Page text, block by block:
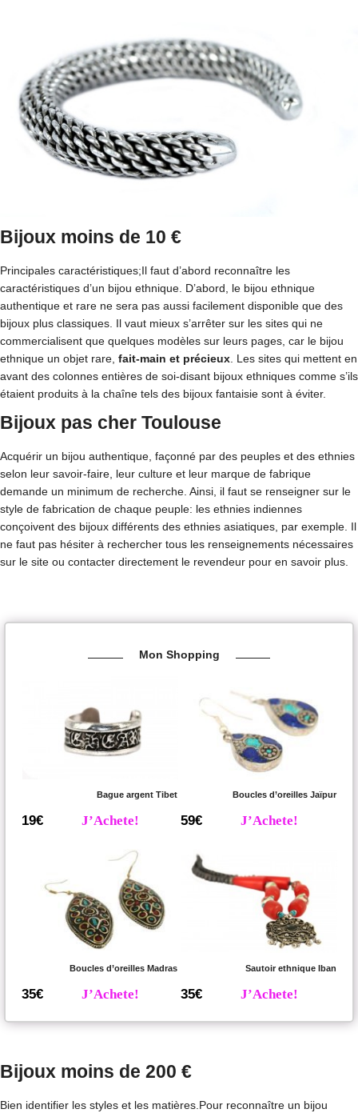
Bijoux moins de 10 €
Principales caractéristiques;Il faut d’abord reconnaître les
caractéristiques d’un bijou ethnique. D’abord, le bijou ethnique
authentique et rare ne sera pas aussi facilement disponible que des
bijoux plus classiques. Il vaut mieux s’arrêter sur les sites qui ne
commercialisent que quelques modèles sur leurs pages, car le bijou
ethnique un objet rare, fait-main et précieux . Les sites qui mettent en
avant des colonnes entières de soi-disant bijoux ethniques comme s’ils
étaient produits à la chaîne tels des bijoux fantaisie sont à éviter.
Bijoux pas cher Toulouse
Acquérir un bijou authentique, façonné par des peuples et des ethnies
selon leur savoir-faire, leur culture et leur marque de fabrique
demande un minimum de recherche. Ainsi, il faut se renseigner sur le
style de fabrication de chaque peuple: les ethnies indiennes
conçoivent des bijoux différents des ethnies asiatiques, par exemple. Il
ne faut pas hésiter à rechercher tous les renseignements nécessaires
sur le site ou contacter directement le revendeur pour en savoir plus.
Mon Shopping
Bague argent Tibet
19€ J’Achete!
Boucles d’oreilles Jaïpur
59€ J’Achete!
Boucles d’oreilles Madras
35€ J’Achete!
Sautoir ethnique Iban
35€ J’Achete!
Bijoux moins de 200 €
Bien identifier les styles et les matières.Pour reconnaître un bijou